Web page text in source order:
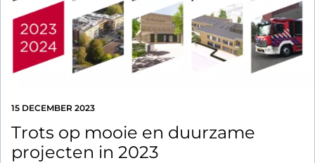
15 DECEMBER 2023
Trots op mooie en duurzame
projecten in 2023